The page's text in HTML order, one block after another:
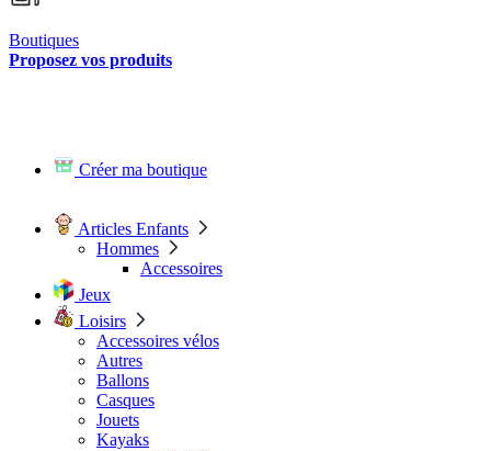
Boutiques
Proposez vos produits
Créer ma boutique
Articles Enfants
Hommes
Accessoires
Jeux
Loisirs
Accessoires vélos
Autres
Ballons
Casques
Jouets
Kayaks